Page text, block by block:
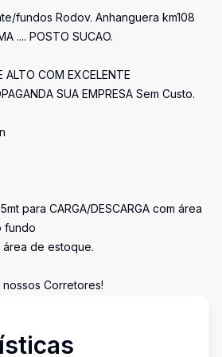
fundos Rodov. Anhanguera km108
.... POSTO SUCAO.
ALTO COM EXCELENTE
SUA EMPRESA Sem Custo.
para CARGA/DESCARGA com área
fundo
área de estoque.
Corretores!